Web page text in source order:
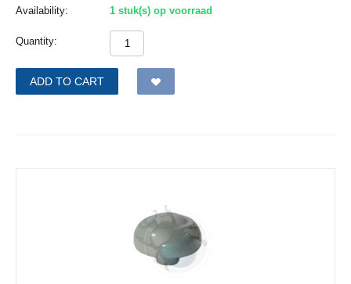
Availability: 1 stuk(s) op voorraad
Quantity:
ADD TO CART